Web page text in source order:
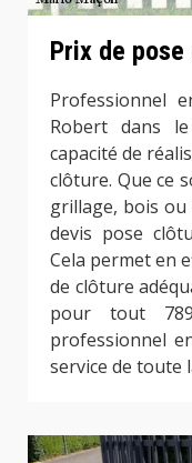
Prix de
Professionnel
Robert dans
capacité de
clôture. Que ce
grillage, bois ou
devis pose
Cela permet en
de clôture
pour tout
professionnel
service de toute